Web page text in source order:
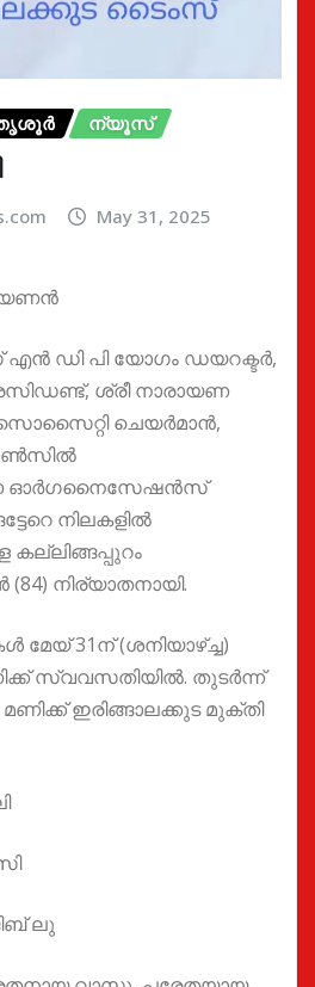
ന്യൂസ്
May 31, 2025
എൻ ഡി പി യോഗം ഡയറക്ടർ,
ശ്രീ നാരായണ
ചെയർമാൻ,
ഓർഗനൈസേഷൻസ്
നിലകളിൽ
കല്ലിങ്ങപ്പുറം
നിര്യാതനായി.
മേയ് 31ന് (ശനിയാഴ്ച്ച)
സ്വവസതിയിൽ. തുടർന്ന്
മണിക്ക് ഇരിങ്ങാലക്കുട മുക്തി
ലു